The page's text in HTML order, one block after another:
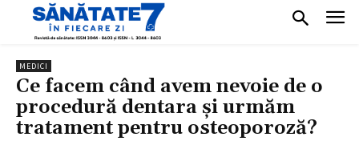
MEDICI
Ce facem când avem nevoie de o
procedură dentara și urmăm
tratament pentru osteoporoză?